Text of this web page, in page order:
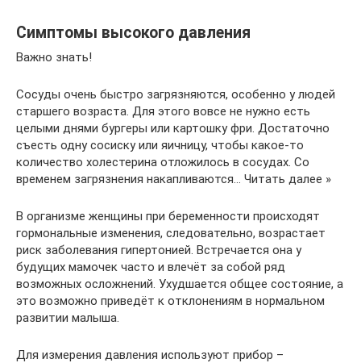
Симптомы высокого давления
Важно знать!
Сосуды очень быстро загрязняются, особенно у людей
старшего возраста. Для этого вовсе не нужно есть
целыми днями бургеры или картошку фри. Достаточно
съесть одну сосиску или яичницу, чтобы какое-то
количество холестерина отложилось в сосудах. Со
временем загрязнения накапливаются… Читать далее »
В организме женщины при беременности происходят
гормональные изменения, следовательно, возрастает
риск заболевания гипертонией. Встречается она у
будущих мамочек часто и влечёт за собой ряд
возможных осложнений. Ухудшается общее состояние, а
это возможно приведёт к отклонениям в нормальном
развитии малыша.
Для измерения давления используют прибор –